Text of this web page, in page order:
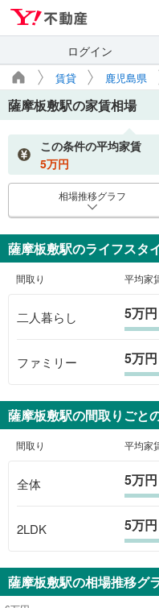
ログイン
賃貸 鹿児島県
薩摩板敷駅の家賃相場
この条件の平均家賃
5万円
相場推移グラフ
薩摩板敷駅のライフスタ
間取り 平均家
二人暮らし 5万円
ファミリー 5万円
薩摩板敷駅の間取りごと
間取り 平均家
全体 5万円
2LDK 5万円
薩摩板敷駅の相場推移グ